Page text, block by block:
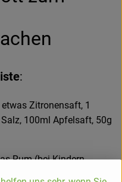
:
Zitronensaft, 1
100ml Apfelsaft, 50g
Rum (bei Kindern